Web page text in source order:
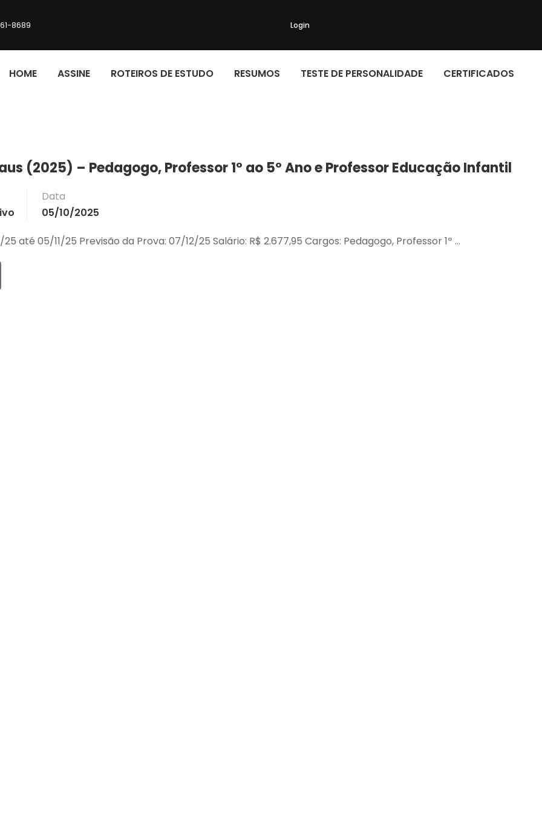
8689 Login
HOME ASSINE ROTEIROS DE ESTUDO RESUMOS TESTE DE PERSONALIDADE CERTIFICADOS
(2025) – Pedagogo, Professor 1º ao 5º Ano e Professor Educação Infantil
Data
05/10/2025
até 05/11/25 Previsão da Prova: 07/12/25 Salário: R$ 2.677,95 Cargos: Pedagogo, Professor 1º …